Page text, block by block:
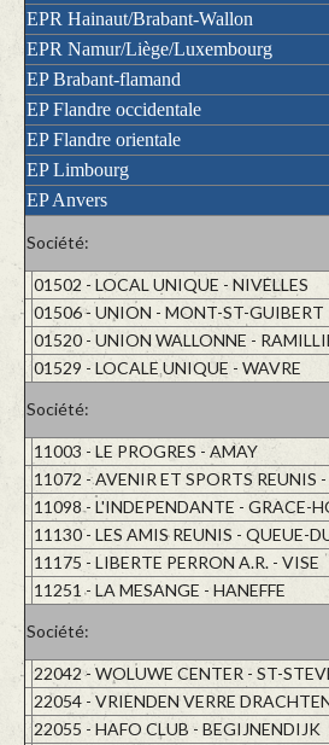
EPR Hainaut/Brabant-Wallon
EPR Namur/Liège/Luxembourg
EP Brabant-flamand
EP Flandre occidentale
EP Flandre orientale
EP Limbourg
EP Anvers
Société:
01502 - LOCAL UNIQUE - NIVELLES
01506 - UNION - MONT-ST-GUIBERT
01520 - UNION WALLONNE -
01529 - LOCALE UNIQUE - WAVRE
Société:
11003 - LE PROGRES - AMAY
11072 - AVENIR ET SPORTS REUNIS -
11098 - L'INDEPENDANTE - GRACE-
11130 - LES AMIS REUNIS - QUEUE-
11175 - LIBERTE PERRON A.R. - VISE
11251 - LA MESANGE - HANEFFE
Société:
22042 - WOLUWE CENTER - ST-
22054 - VRIENDEN VERRE
22055 - HAFO CLUB - BEGIJNENDIJK